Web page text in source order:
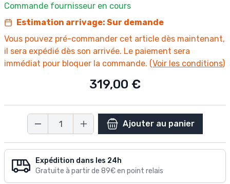
Commande fournisseur en cours
Estimation arrivage: Sur demande
Vous pouvez pré-commander cet article dès maintenant,
il sera expédié dès son arrivée. Le paiement sera
immédiat pour bloquer la commande. (Voir les conditions)
319,00 €
Quantité
Ajouter au panier
Expédition dans les 24h
Gratuite à partir de 89€ en point relais